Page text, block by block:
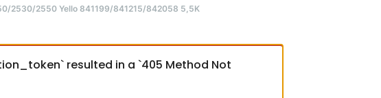
2530/2550 Yello 841199/841215/842058 5,5K
resulted in a `405 Method Not